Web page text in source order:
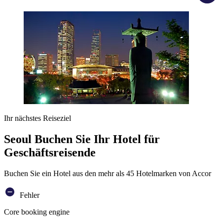
Ihr nächstes Reiseziel
Seoul Buchen Sie Ihr Hotel für
Geschäftsreisende
Buchen Sie ein Hotel aus den mehr als 45 Hotelmarken von Accor
Fehler
Core booking engine